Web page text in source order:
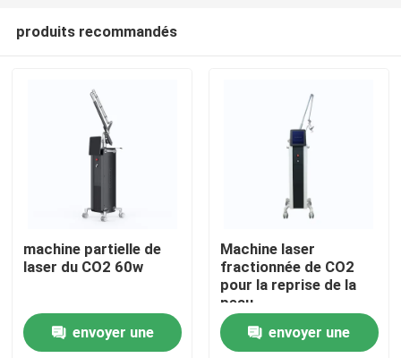
Maison
Vidéos
produits recommandés
machine partielle de
laser du CO2 60w
envoyer une
Machine laser
fractionnée de CO2
pour la reprise de la
peau
envoyer une